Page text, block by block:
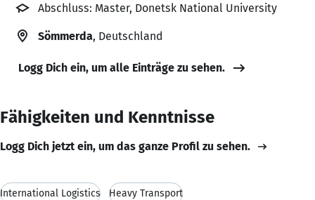
Abschluss: Master, Donetsk National University
Sömmerda, Deutschland
Logg Dich ein, um alle Einträge zu sehen.
Fähigkeiten und Kenntnisse
Logg Dich jetzt ein, um das ganze Profil zu sehen.
International Logistics Heavy Transport